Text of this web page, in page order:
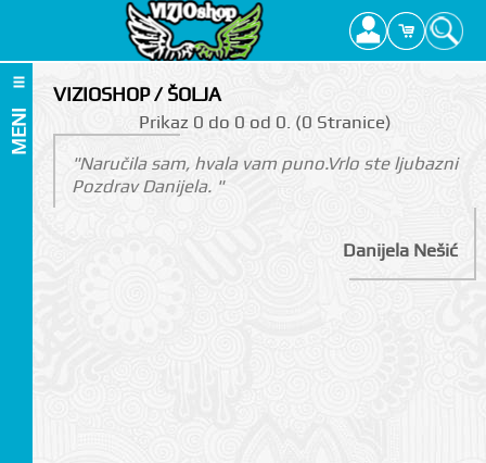
MENI
VIZIOSHOP / ŠOLJA
Prikаz 0 do 0 оd 0. (0 Strаnicе)
"Naručila sam, hvala vam puno.Vrlo ste ljubazni
Pozdrav Danijela. "
Danijela Nešić